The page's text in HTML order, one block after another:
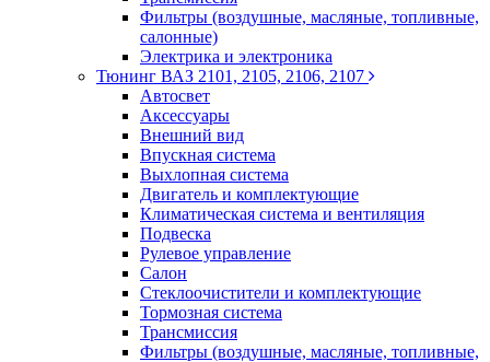
Фильтры (воздушные, масляные, топливные,
салонные)
Электрика и электроника
Тюнинг ВАЗ 2101, 2105, 2106, 2107
Автосвет
Аксессуары
Внешний вид
Впускная система
Выхлопная система
Двигатель и комплектующие
Климатическая система и вентиляция
Подвеска
Рулевое управление
Салон
Стеклоочистители и комплектующие
Тормозная система
Трансмиссия
Фильтры (воздушные, масляные, топливные,